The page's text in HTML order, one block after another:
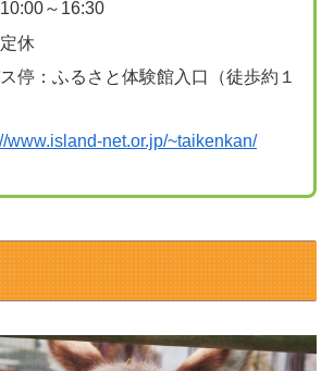
～16:30
休
停：ふるさと体験館入口（徒歩約１
www.island-net.or.jp/~taikenkan/